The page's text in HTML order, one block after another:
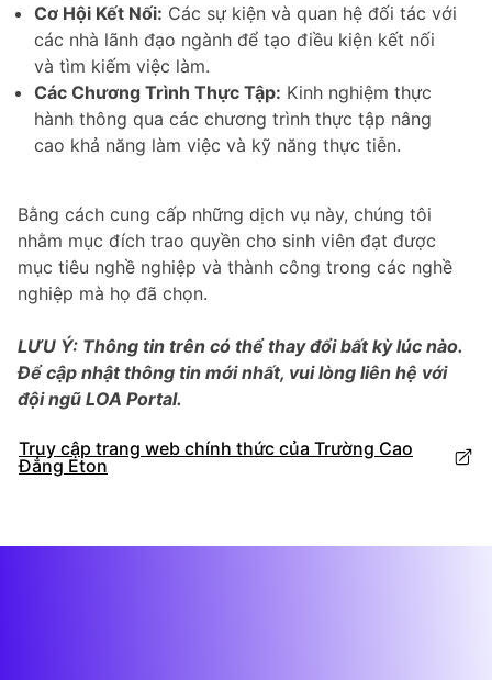
Cơ Hội Kết Nối: Các sự kiện và quan hệ đối tác với
các nhà lãnh đạo ngành để tạo điều kiện kết nối
và tìm kiếm việc làm.
Các Chương Trình Thực Tập: Kinh nghiệm thực
hành thông qua các chương trình thực tập nâng
cao khả năng làm việc và kỹ năng thực tiễn.
Bằng cách cung cấp những dịch vụ này, chúng tôi
nhằm mục đích trao quyền cho sinh viên đạt được
mục tiêu nghề nghiệp và thành công trong các nghề
nghiệp mà họ đã chọn.
LƯU Ý: Thông tin trên có thể thay đổi bất kỳ lúc nào.
Để cập nhật thông tin mới nhất, vui lòng liên hệ với
đội ngũ LOA Portal.
Truy cập trang web chính thức của Trường Cao
Đẳng Eton